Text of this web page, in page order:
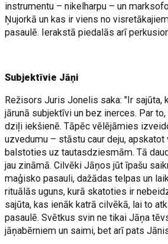
instrumentu – nikelharpu – un
Ņujorkā un kas ir viens no
pasaulē. Ierakstā piedalās arī
Subjektīvie Jāņi
Režisors Juris Jonelis saka: "Ir sajūta,
jārunā subjektīvi un bez inerces. Par
dziļi iekšienē. Tāpēc vēlējāmies
uzvedumu – stāstu caur deju,
balstoties uz tautasdziesmām. Tā
jau zināmā. Cilvēki Jāņos jūt īpašu
maģisko pasauli, dažādas telpas un
rituālās uguns, kurā skatoties ir
sajūta, kas ienāk katrā cilvēkā, lai to
pasaulē. Svētkus svin ne tikai Jāņa
jāņabērniem un saimi, bet arī pats